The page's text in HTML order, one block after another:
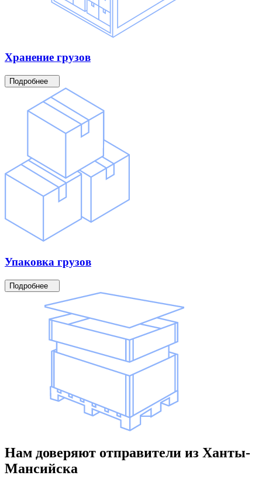
Хранение грузов
Подробнее
Упаковка грузов
Подробнее
Нам доверяют отправители из Ханты-
Мансийска